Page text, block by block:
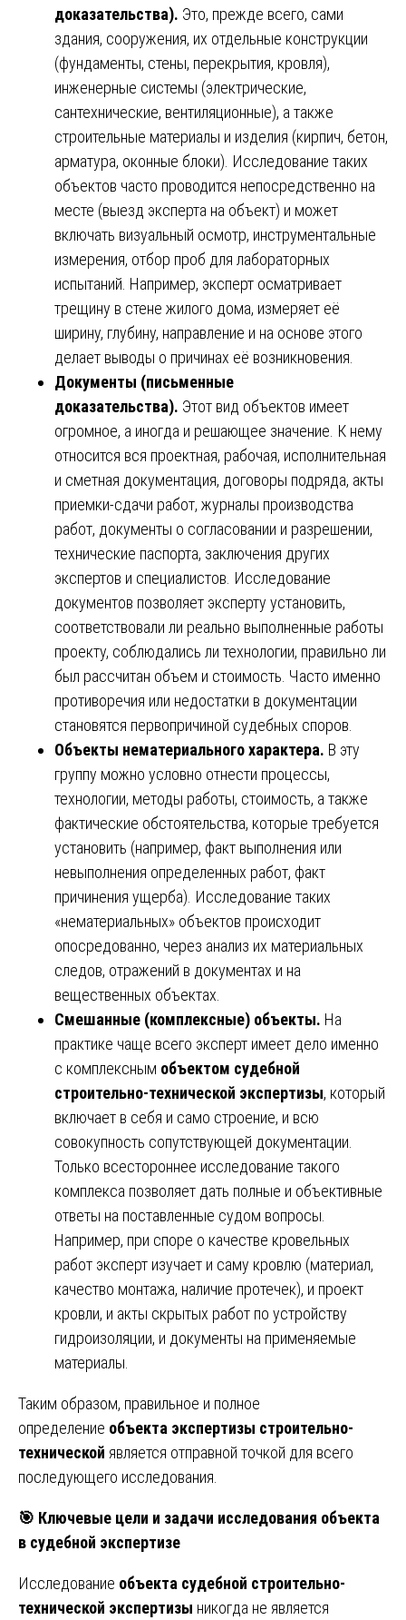
доказательства). Это, прежде всего, сами
здания, сооружения, их отдельные конструкции
(фундаменты, стены, перекрытия, кровля),
инженерные системы (электрические,
сантехнические, вентиляционные), а также
строительные материалы и изделия (кирпич, бетон,
арматура, оконные блоки). Исследование таких
объектов часто проводится непосредственно на
месте (выезд эксперта на объект) и может
включать визуальный осмотр, инструментальные
измерения, отбор проб для лабораторных
испытаний. Например, эксперт осматривает
трещину в стене жилого дома, измеряет её
ширину, глубину, направление и на основе этого
делает выводы о причинах её возникновения.
Документы (письменные
доказательства). Этот вид объектов имеет
огромное, а иногда и решающее значение. К нему
относится вся проектная, рабочая, исполнительная
и сметная документация, договоры подряда, акты
приемки-сдачи работ, журналы производства
работ, документы о согласовании и разрешении,
технические паспорта, заключения других
экспертов и специалистов. Исследование
документов позволяет эксперту установить,
соответствовали ли реально выполненные работы
проекту, соблюдались ли технологии, правильно ли
был рассчитан объем и стоимость. Часто именно
противоречия или недостатки в документации
становятся первопричиной судебных споров.
Объекты нематериального характера. В эту
группу можно условно отнести процессы,
технологии, методы работы, стоимость, а также
фактические обстоятельства, которые требуется
установить (например, факт выполнения или
невыполнения определенных работ, факт
причинения ущерба). Исследование таких
«нематериальных» объектов происходит
опосредованно, через анализ их материальных
следов, отражений в документах и на
вещественных объектах.
Смешанные (комплексные) объекты. На
практике чаще всего эксперт имеет дело именно
с комплексным объектом судебной
строительно-технической экспертизы, который
включает в себя и само строение, и всю
совокупность сопутствующей документации.
Только всестороннее исследование такого
комплекса позволяет дать полные и объективные
ответы на поставленные судом вопросы.
Например, при споре о качестве кровельных
работ эксперт изучает и саму кровлю (материал,
качество монтажа, наличие протечек), и проект
кровли, и акты скрытых работ по устройству
гидроизоляции, и документы на применяемые
материалы.
Таким образом, правильное и полное
определение объекта экспертизы строительно-
технической является отправной точкой для всего
последующего исследования.
🎯 Ключевые цели и задачи исследования объекта
в судебной экспертизе
Исследование объекта судебной строительно-
технической экспертизы никогда не является